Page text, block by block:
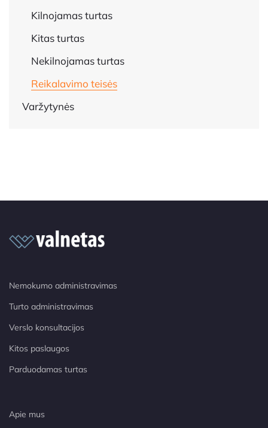
Kilnojamas turtas
Kitas turtas
Nekilnojamas turtas
Reikalavimo teisės
Varžytynės
Nemokumo administravimas
Turto administravimas
Verslo konsultacijos
Kitos paslaugos
Parduodamas turtas
Apie mus